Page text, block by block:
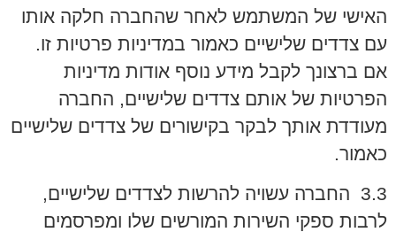
האישי של המשתמש לאחר שהחברה חלקה אותו
עם צדדים שלישיים כאמור במדיניות פרטיות זו.
אם ברצונך לקבל מידע נוסף אודות מדיניות
הפרטיות של אותם צדדים שלישיים, החברה
מעודדת אותך לבקר בקישורים של צדדים שלישיים
כאמור.
3.3 החברה עשויה להרשות לצדדים שלישיים,
לרבות ספקי השירות המורשים שלו ומפרסמים